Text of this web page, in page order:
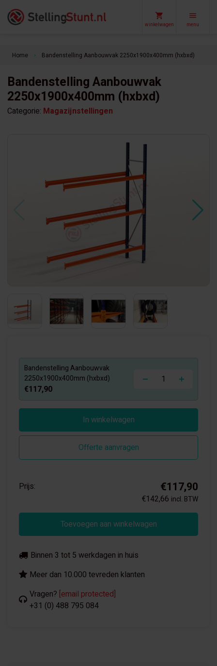
winkelwagen menu
Home keyboard_arrow_right Bandenstelling Aanbouwvak 2250x1900x400mm (hxbxd)
Bandenstelling Aanbouwvak
2250x1900x400mm (hxbxd)
Categorie: Magazijnstellingen
Bandenstelling Aanbouwvak
2250x1900x400mm (hxbxd)
€117,90
-
In winkelwagen
Offerte aanvragen
Prijs: €117,90
€142,66 incl. BTW
Toevoegen aan winkelwagen
Binnen 3 tot 5 werkdagen in huis
Meer dan 10.000 tevreden klanten
Vragen? [email protected]
+31 (0) 488 795 084